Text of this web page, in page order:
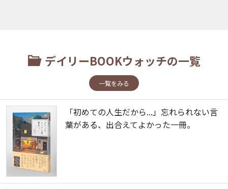
デイリーBOOKウォッチの一覧
一覧をみる
「初めての人生だから...」忘れられない言
葉がある、出合えてよかった一冊。